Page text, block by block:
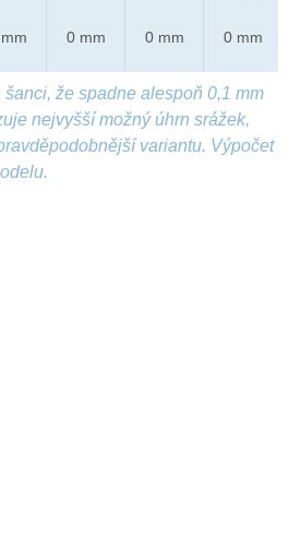
0 mm 0 mm 0 mm
že spadne alespoň 0,1 mm
nejvyšší možný úhrn srážek,
variantu. Výpočet